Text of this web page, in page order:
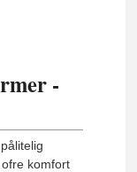
-
komfort